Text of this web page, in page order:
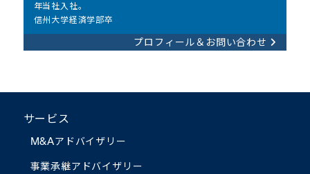
年当社入社。
信州大学経済学部卒
プロフィール＆お問い合わせ
サービス
M&Aアドバイザリー
事業承継アドバイザリー